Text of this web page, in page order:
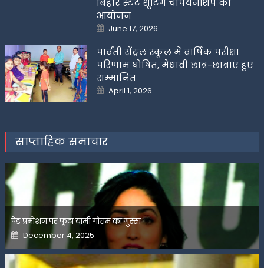
आयोजन
Posted
on
June 17, 2026
पार्वती सेंट्रल स्कूल में वार्षिक परीक्षा
परिणाम घोषित, मेधावी छात्र-छात्राएं हुए
सम्मानित
Posted
on
April 1, 2026
साप्ताहिक समाचार
पेड प्रमोशन पर फूटा यामी गौतम का गुस्सा
Posted
on
December 4, 2025